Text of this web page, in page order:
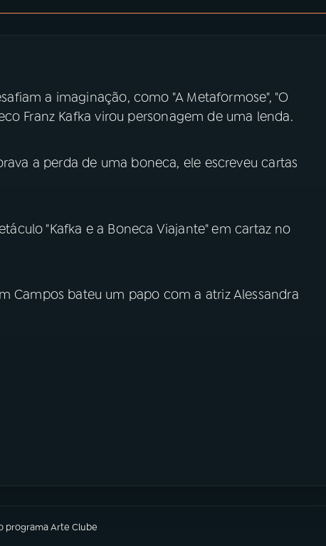
a imaginação, como "A Metaformose", "O
Franz Kafka virou personagem de uma lenda.
a perda de uma boneca, ele escreveu cartas
"Kafka e a Boneca Viajante" em cartaz no
Campos bateu um papo com a atriz Alessandra
programaArte Clube